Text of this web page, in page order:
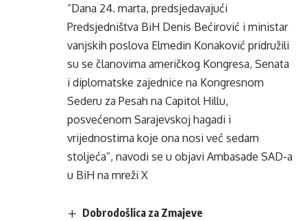
“Dana 24. marta, predsjedavajući
Predsjedništva BiH Denis Bećirović i ministar
vanjskih poslova Elmedin Konaković pridružili
su se članovima američkog Kongresa, Senata
i diplomatske zajednice na Kongresnom
Sederu za Pesah na Capitol Hillu,
posvećenom Sarajevskoj hagadi i
vrijednostima koje ona nosi već sedam
stoljeća”, navodi se u objavi Ambasade SAD-a
u BiH na mreži X
Dobrodošlica za Zmajeve